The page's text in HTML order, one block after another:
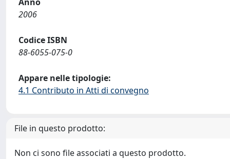
2006
Codice ISBN
88-6055-075-0
Appare nelle tipologie:
4.1 Contributo in Atti di convegno
File in questo prodotto:
Non ci sono file associati a questo prodotto.